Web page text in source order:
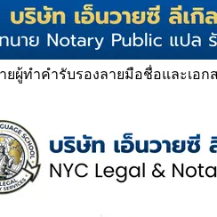
ยผู้ทำคำรับรองลายมือชื่อและเอก